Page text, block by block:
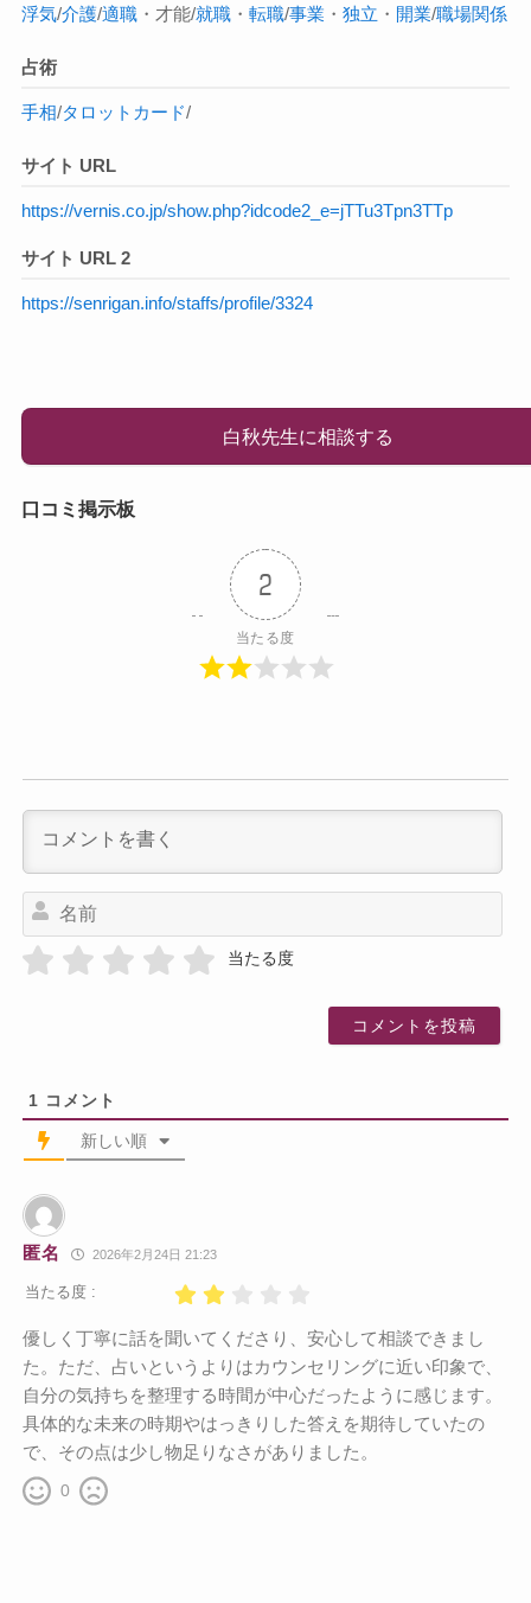
浮気/介護/適職・才能/就職・ 転職/事業 ・ 独立 ・ 開業/職場関係
占術
手相/タロットカード/
サイト URL
https://vernis.co.jp/show.php?idcode2_e=jTTu3Tpn3TTp
サイト URL 2
https://senrigan.info/staffs/profile/3324
白秋先生に相談する
口コミ掲示板
2
当たる度
当たる度
1 コメント
新しい順
匿名 2026年2月24日 21:23
当たる度 :
優しく丁寧に話を聞いてくださり、安心して相談できまし
た。ただ、占いというよりはカウンセリングに近い印象で、
自分の気持ちを整理する時間が中心だったように感じます。
具体的な未来の時期やはっきりした答えを期待していたの
で、その点は少し物足りなさがありました。
0